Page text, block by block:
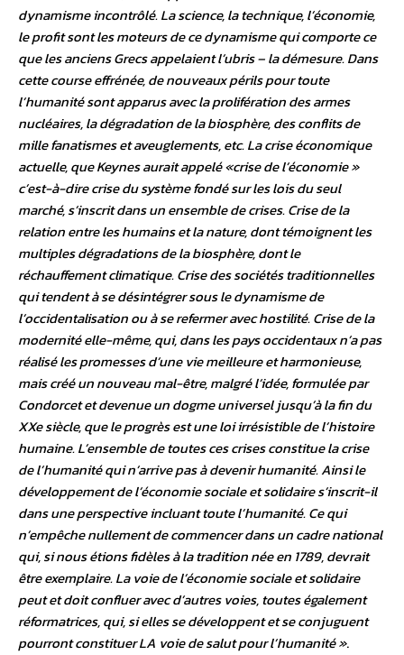
dynamisme incontrôlé. La science, la technique, l’économie,
le profit sont les moteurs de ce dynamisme qui comporte ce
que les anciens Grecs appelaient l’ubris – la démesure. Dans
cette course effrénée, de nouveaux périls pour toute
l’humanité sont apparus avec la prolifération des armes
nucléaires, la dégradation de la biosphère, des conflits de
mille fanatismes et aveuglements, etc. La crise économique
actuelle, que Keynes aurait appelé «crise de l’économie »
c’est-à-dire crise du système fondé sur les lois du seul
marché, s’inscrit dans un ensemble de crises. Crise de la
relation entre les humains et la nature, dont témoignent les
multiples dégradations de la biosphère, dont le
réchauffement climatique. Crise des sociétés traditionnelles
qui tendent à se désintégrer sous le dynamisme de
l’occidentalisation ou à se refermer avec hostilité. Crise de la
modernité elle-même, qui, dans les pays occidentaux n’a pas
réalisé les promesses d’une vie meilleure et harmonieuse,
mais créé un nouveau mal-être, malgré l’idée, formulée par
Condorcet et devenue un dogme universel jusqu’à la fin du
XXe siècle, que le progrès est une loi irrésistible de l’histoire
humaine. L’ensemble de toutes ces crises constitue la crise
de l’humanité qui n’arrive pas à devenir humanité. Ainsi le
développement de l’économie sociale et solidaire s’inscrit-il
dans une perspective incluant toute l’humanité. Ce qui
n’empêche nullement de commencer dans un cadre national
qui, si nous étions fidèles à la tradition née en 1789, devrait
être exemplaire. La voie de l’économie sociale et solidaire
peut et doit confluer avec d’autres voies, toutes également
réformatrices, qui, si elles se développent et se conjuguent
pourront constituer LA voie de salut pour l’humanité ».